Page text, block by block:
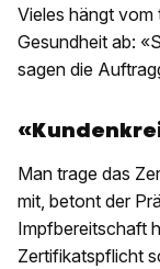
Vieles hängt vom
Gesundheit ab:
sagen die
Man trage das
mit, betont der
Impfbereitschaft
Zertifikatspflicht